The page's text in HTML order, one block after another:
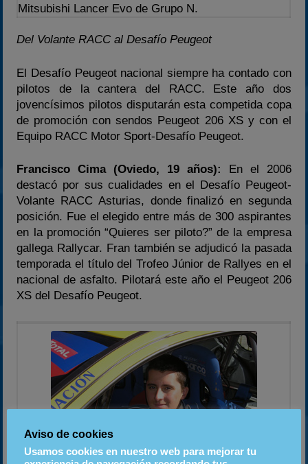
Mitsubishi Lancer Evo de Grupo N.
Del Volante RACC al Desafío Peugeot
El Desafío Peugeot nacional siempre ha contado con
pilotos de la cantera del RACC. Este año dos
jovencísimos pilotos disputarán esta competida copa
de promoción con sendos Peugeot 206 XS y con el
Equipo RACC Motor Sport-Desafío Peugeot.
Francisco Cima (Oviedo, 19 años):
En el 2006
destacó por sus cualidades en el Desafío Peugeot-
Volante RACC Asturias, donde finalizó en segunda
posición. Fue el elegido entre más de 300 aspirantes
en la promoción “Quieres ser piloto?” de la empresa
gallega Rallycar. Fran también se adjudicó la pasada
temporada el título del Trofeo Júnior de Rallyes en el
nacional de asfalto. Pilotará este año el Peugeot 206
XS del Desafío Peugeot.
Aviso de cookies
Usamos cookies en nuestro web para mejorar tu